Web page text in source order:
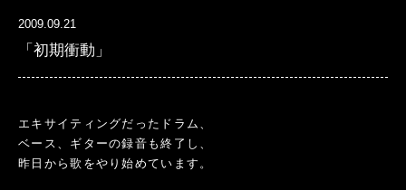
2009.09.21
「初期衝動」
エキサイティングだったドラム、
ベース、ギターの録音も終了し、
昨日から歌をやり始めています。